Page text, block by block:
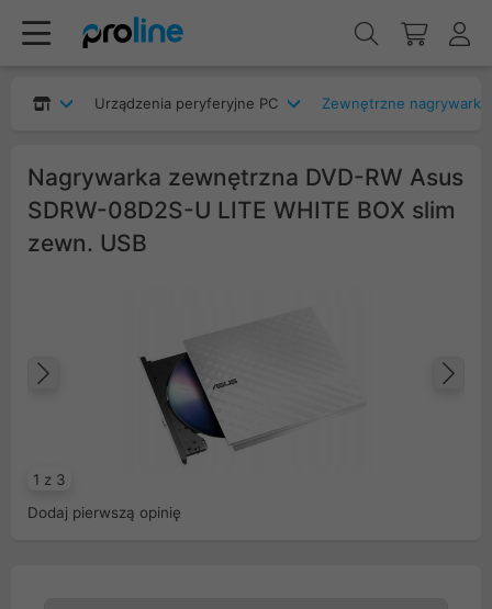
Urządzenia peryferyjne PC Zewnętrzne nagrywarki
Nagrywarka zewnętrzna DVD-RW Asus
SDRW-08D2S-U LITE WHITE BOX slim
zewn. USB
1 z 3
Poprzedni
Dodaj pierwszą opinię